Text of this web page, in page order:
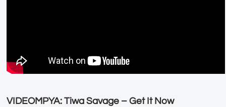
VIDEOMPYA: Tiwa Savage – Get It Now